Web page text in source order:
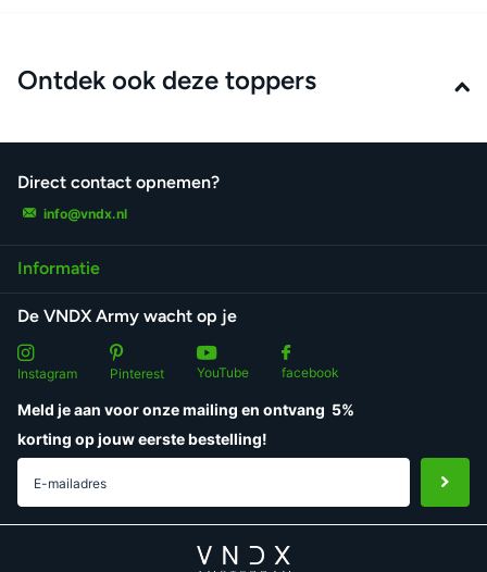
Ontdek ook deze toppers
Direct contact opnemen?
info@vndx.nl
Informatie
De VNDX Army wacht op je
Instagram Pinterest YouTube facebook
Meld je aan voor onze mailing en ontvang 5%
korting op jouw eerste bestelling!